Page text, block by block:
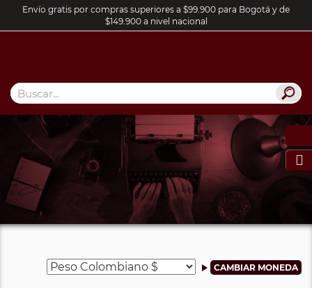
Envío gratis por compras superiores a $99.900 para Bogotá y de
$149.900 a nivel nacional
